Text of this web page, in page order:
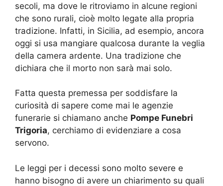
secoli, ma dove le ritroviamo in alcune regioni
che sono rurali, cioè molto legate alla propria
tradizione. Infatti, in Sicilia, ad esempio, ancora
oggi si usa mangiare qualcosa durante la veglia
della camera ardente. Una tradizione che
dichiara che il morto non sarà mai solo.
Fatta questa premessa per soddisfare la
curiosità di sapere come mai le agenzie
funerarie si chiamano anche Pompe Funebri
Trigoria, cerchiamo di evidenziare a cosa
servono.
Le leggi per i decessi sono molto severe e
hanno bisogno di avere un chiarimento su quali